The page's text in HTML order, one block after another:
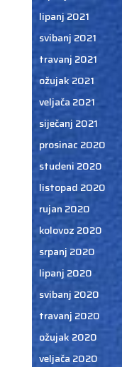
lipanj 2021
svibanj 2021
travanj 2021
ožujak 2021
veljača 2021
siječanj 2021
prosinac 2020
studeni 2020
listopad 2020
rujan 2020
kolovoz 2020
srpanj 2020
lipanj 2020
svibanj 2020
travanj 2020
ožujak 2020
veljača 2020